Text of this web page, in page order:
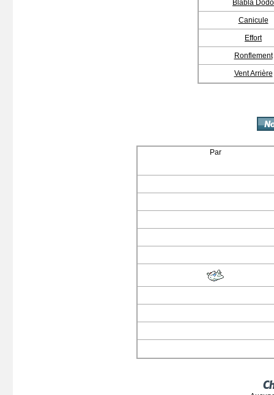
Blabla Dodo
Canicule
Effort
Ronflement
Vent Arrière
Par